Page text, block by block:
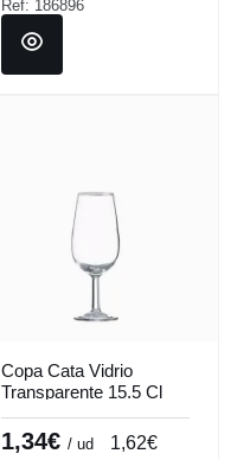
Ref: 186896
Copa Cata Vidrio
Transparente 15.5 Cl
Catavino Vicrila
1,34€ / ud 1,62€